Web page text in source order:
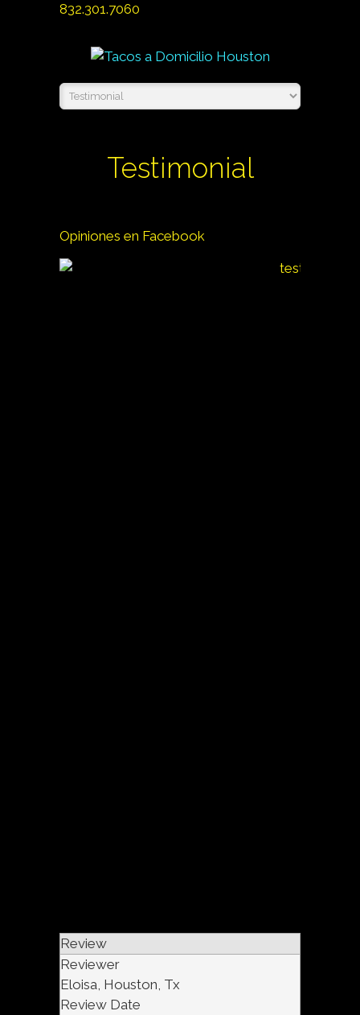
832.301.7060
Testimonial
Opiniones en Facebook
Review
Reviewer
Eloisa, Houston, Tx
Review Date